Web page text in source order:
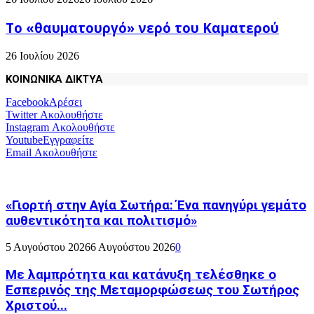
Το «θαυματουργό» νερό του Καματερού
26 Ιουλίου 2026
ΚΟΙΝΩΝΙΚΑ ΔΙΚΤΥΑ
FacebookΑρέσει
TwitterΑκολουθήστε
Instagram Ακολουθήστε
YoutubeΕγγραφείτε
Email Ακολουθήστε
«Γιορτή στην Αγία Σωτήρα: Ένα πανηγύρι γεμάτο
αυθεντικότητα και πολιτισμό»
5 Αυγούστου 20266 Αυγούστου 20260
Με λαμπρότητα και κατάνυξη τελέσθηκε ο
Εσπερινός της Μεταμορφώσεως του Σωτήρος
Χριστού...